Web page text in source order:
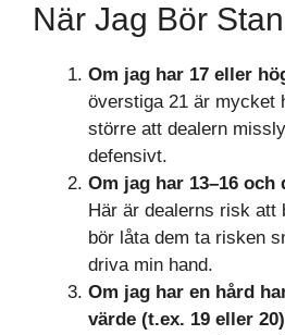
När Jag Bör
Om jag har 17 eller
överstiga 21 är mycket
större att dealern
defensivt.
Om jag har 13–16 och
Här är dealerns risk att
bör låta dem ta risken
driva min hand.
Om jag har en hård
värde (t.ex. 19 eller 20)